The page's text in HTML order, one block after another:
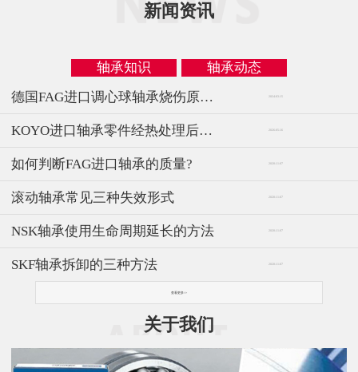
新闻资讯
轴承知识
轴承动态
德国FAG进口调心球轴承烧伤原因及解决方法
2024-03-15
KOYO进口轴承零件经热处理后常见的质量缺陷 2026-05-16
如何判断FAG进口轴承的质量? 2020-11-07
滚动轴承常见三种失效形式 2020-11-07
NSK轴承使用生命周期延长的方法 2020-11-07
SKF轴承拆卸的三种方法 2020-11-07
查看更多>>
关于我们